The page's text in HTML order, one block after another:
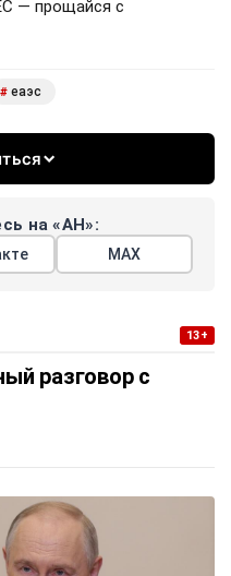
— прощайся с
# еаэс
на «АН»:
МАХ
13+
разговор с